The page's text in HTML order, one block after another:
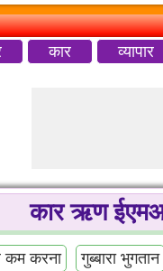
कार व्यापार
कार ऋण
कम करना गुब्बारा भुगतान